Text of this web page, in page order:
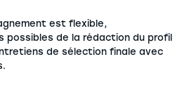
est flexible,
possibles de la rédaction du profil
de sélection finale avec